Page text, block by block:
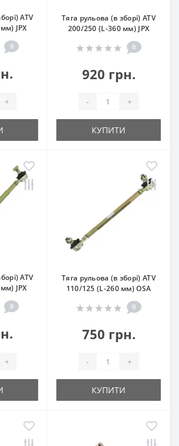
ATV
JPX
0
+
Тяга рульова (в зборі) ATV
200/250 (L-360 мм) JPX
0
920 грн.
- +
КУПИТИ
ATV
JPX
0
+
Тяга рульова (в зборі) ATV
110/125 (L-260 мм) OSA
0
750 грн.
- +
КУПИТИ